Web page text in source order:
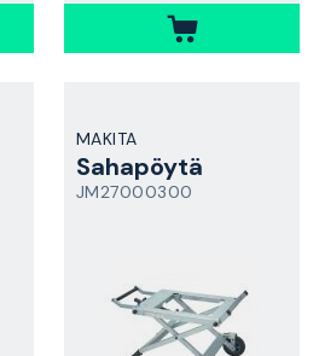
MAKITA
Sahapöytä
JM27000300